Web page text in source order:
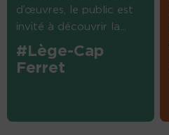
d’œuvres, le public est
invité à découvrir la...
#Lège-Cap
Ferret